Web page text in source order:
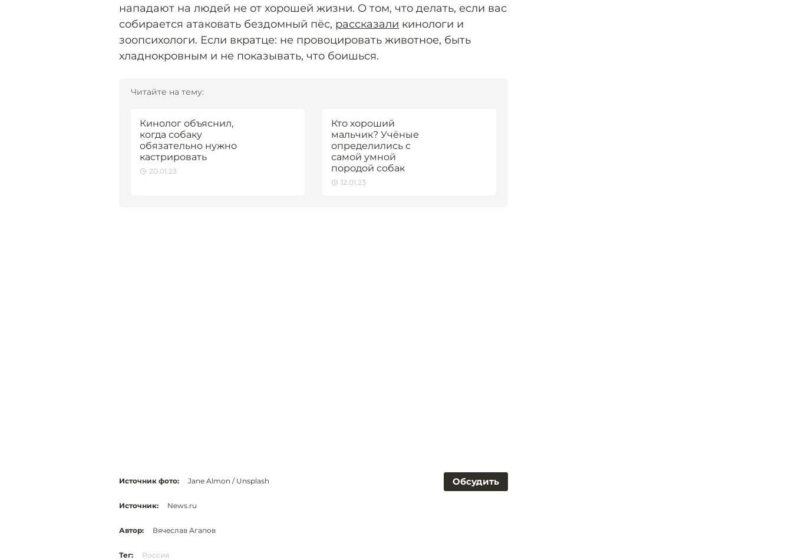
нападают на людей не от хорошей жизни. О том, что делать, если вас
собирается атаковать бездомный пёс, рассказали кинологи и
зоопсихологи. Если вкратце: не провоцировать животное, быть
хладнокровным и не показывать, что боишься.
Читайте на тему:
Кинолог объяснил,
когда собаку
обязательно нужно
кастрировать
20.01.23
Кто хороший
мальчик? Учёные
определились с
самой умной
породой собак
12.01.23
Обсудить
Источник фото: Jane Almon / Unsplash
Источник: News.ru
Автор: Вячеслав Агапов
Тег: Россия